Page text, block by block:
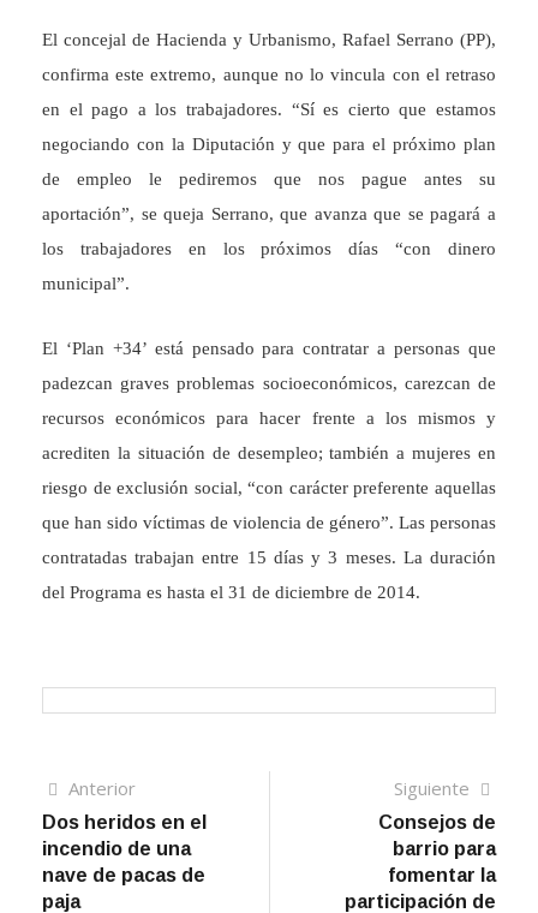
El concejal de Hacienda y Urbanismo, Rafael Serrano (PP),
confirma este extremo, aunque no lo vincula con el retraso
en el pago a los trabajadores. “Sí es cierto que estamos
negociando con la Diputación y que para el próximo plan
de empleo le pediremos que nos pague antes su
aportación”, se queja Serrano, que avanza que se pagará a
los trabajadores en los próximos días “con dinero
municipal”.
El ‘Plan +34’ está pensado para contratar a personas que
padezcan graves problemas socioeconómicos, carezcan de
recursos económicos para hacer frente a los mismos y
acrediten la situación de desempleo; también a mujeres en
riesgo de exclusión social, “con carácter preferente aquellas
que han sido víctimas de violencia de género”. Las personas
contratadas trabajan entre 15 días y 3 meses. La duración
del Programa es hasta el 31 de diciembre de 2014.
Navegación
de
entradas
AnteriorArtículo
anterior
Dos heridos en el
incendio de una
nave de pacas de
paja
Siguiente
Consejos de
barrio para
fomentar la
participación de